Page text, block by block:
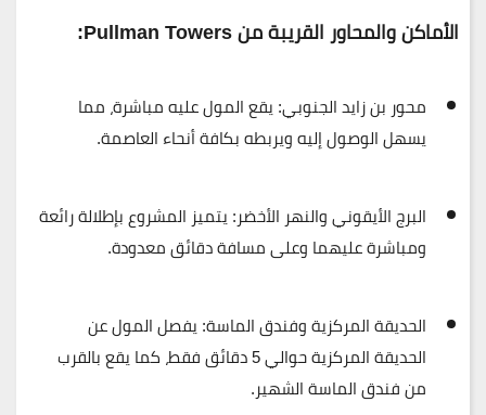
الأماكن والمحاور القريبة من Pullman Towers:
محور بن زايد الجنوبي:يقع المول عليه مباشرة، مما
يسهل الوصول إليه ويربطه بكافة أنحاء العاصمة.
البرج الأيقوني والنهر الأخضر:يتميز المشروع بإطلالة رائعة
ومباشرة عليهما وعلى مسافة دقائق معدودة.
الحديقة المركزية وفندق الماسة:يفصل المول عن
الحديقة المركزية حوالي5 دقائق
فقط، كما يقع بالقرب
من فندق الماسة الشهير.